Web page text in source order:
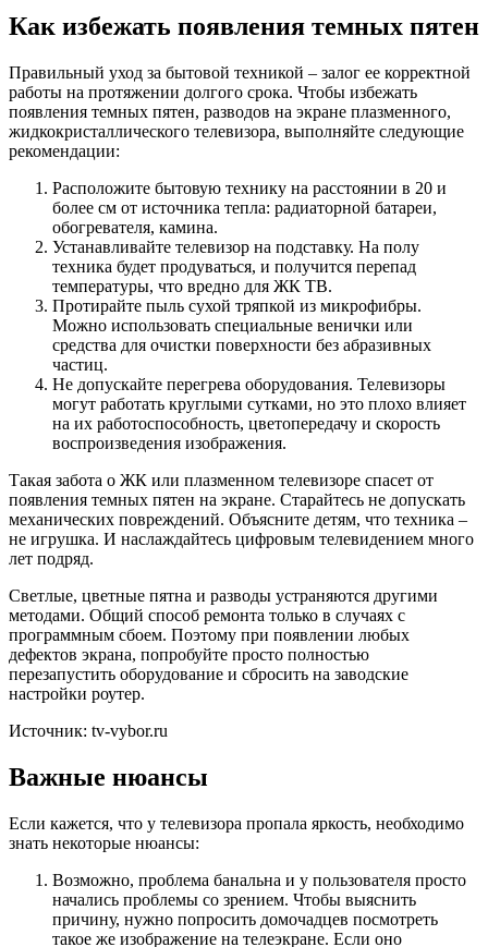
Как избежать появления темных пятен
Правильный уход за бытовой техникой – залог ее корректной
работы на протяжении долгого срока. Чтобы избежать
появления темных пятен, разводов на экране плазменного,
жидкокристаллического телевизора, выполняйте следующие
рекомендации:
Расположите бытовую технику на расстоянии в 20 и
более см от источника тепла: радиаторной батареи,
обогревателя, камина.
Устанавливайте телевизор на подставку. На полу
техника будет продуваться, и получится перепад
температуры, что вредно для ЖК ТВ.
Протирайте пыль сухой тряпкой из микрофибры.
Можно использовать специальные венички или
средства для очистки поверхности без абразивных
частиц.
Не допускайте перегрева оборудования. Телевизоры
могут работать круглыми сутками, но это плохо влияет
на их работоспособность, цветопередачу и скорость
воспроизведения изображения.
Такая забота о ЖК или плазменном телевизоре спасет от
появления темных пятен на экране. Старайтесь не допускать
механических повреждений. Объясните детям, что техника –
не игрушка. И наслаждайтесь цифровым телевидением много
лет подряд.
Светлые, цветные пятна и разводы устраняются другими
методами. Общий способ ремонта только в случаях с
программным сбоем. Поэтому при появлении любых
дефектов экрана, попробуйте просто полностью
перезапустить оборудование и сбросить на заводские
настройки роутер.
Источник: tv-vybor.ru
Важные нюансы
Если кажется, что у телевизора пропала яркость, необходимо
знать некоторые нюансы:
Возможно, проблема банальна и у пользователя просто
начались проблемы со зрением. Чтобы выяснить
причину, нужно попросить домочадцев посмотреть
такое же изображение на телеэкране. Если оно